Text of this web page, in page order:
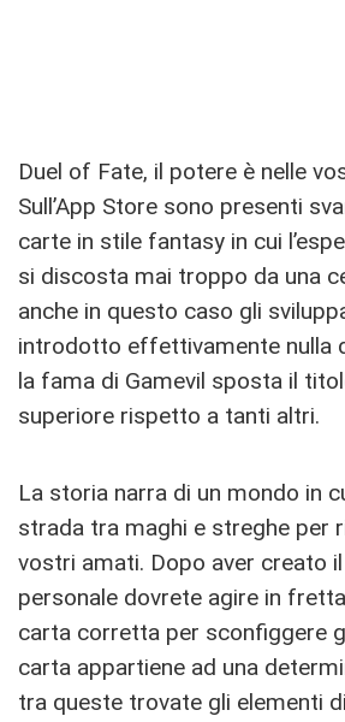
Duel of Fate, il potere è nelle
Sull’App Store sono presenti
carte in stile fantasy in cui
si discosta mai troppo da una
anche in questo caso gli
introdotto effettivamente nulla
la fama di Gamevil sposta il
superiore rispetto a tanti altri.
La storia narra di un mondo in
strada tra maghi e streghe per
vostri amati. Dopo aver creato
personale dovrete agire in
carta corretta per sconfiggere
carta appartiene ad una
tra queste trovate gli elementi